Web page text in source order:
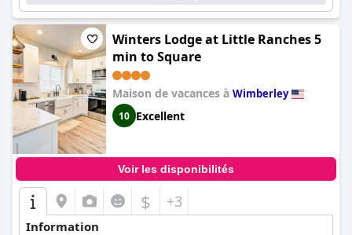
Winters Lodge at Little Ranches 5
min to Square
Maison de vacances à Wimberley
10 Excellent
Voir les disponibilités
$ +3
Information